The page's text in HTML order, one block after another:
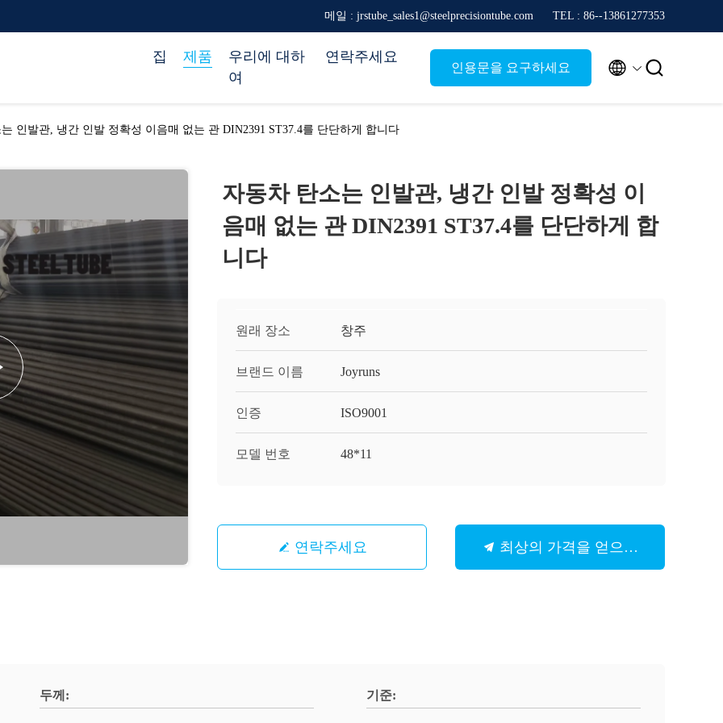
메일 : jrstube_sales1@steelprecisiontube.com TEL : 86--13861277353
집 제품
우리에 대하
여
연락주세요
인용문을 요구하세요  
인발관, 냉간 인발 정확성 이음매 없는 관 DIN2391 ST37.4를 단단하게 합니다
자동차 탄소는 인발관, 냉간 인발 정확성 이
음매 없는 관 DIN2391 ST37.4를 단단하게 합
니다
원래 장소 창주
브랜드 이름 Joyruns
인증 ISO9001
모델 번호 48*11
연락주세요 최상의 가격을 얻으세요
두께: 기준: